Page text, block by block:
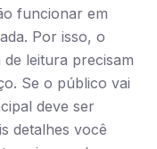
funcionar em
Por isso, o
leitura precisam
Se o público vai
deve ser
detalhes você